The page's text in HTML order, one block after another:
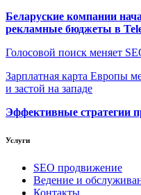
Беларуские компании
рекламные бюджеты в
Голосовой поиск меняет
Зарплатная карта Европы
и застой на западе
Эффективные стратегии
Услуги
SEO продвижение
Ведение и